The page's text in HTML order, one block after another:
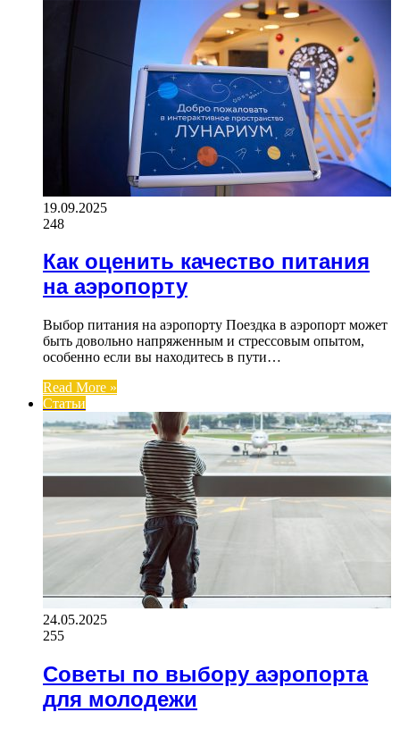
19.09.2025
248
Как оценить качество питания
на аэропорту
Выбор питания на аэропорту Поездка в аэропорт может
быть довольно напряженным и стрессовым опытом,
особенно если вы находитесь в пути…
Read More »
Статьи
24.05.2025
255
Советы по выбору аэропорта
для молодежи